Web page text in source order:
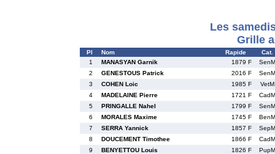
Les
Grille
Pl Nom Rapide
Cat.
1
MANASYAN Garnik 1879 F
SenM
2
GENESTOUS Patrick 2016 F
SenM
3
COHEN Loic 1985 F
VetM
4
MADELAINE Pierre 1721 F
CadM
5
PRINGALLE Nahel 1799 F
SenM
6
MORALES Maxime 1745 F
BenM
7
SERRA Yannick 1857 F
SepM
8
DOUCEMENT Timothee 1866 F
CadM
9
BENYETTOU Louis 1826 F
PupM